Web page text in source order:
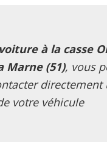
à la casse
Marne (51), vous
directement
votre véhicule